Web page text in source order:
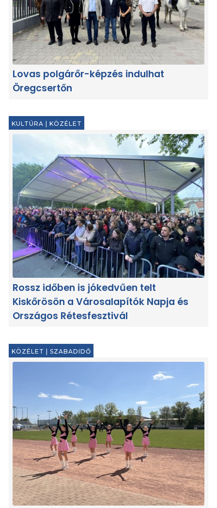
Lovas polgárőr-képzés indulhat
Öregcsertőn
KULTÚRA | KÖZÉLET
Rossz időben is jókedvűen telt
Kiskőrösön a Városalapítók Napja és
Országos Rétesfesztivál
KÖZÉLET | SZABADIDŐ